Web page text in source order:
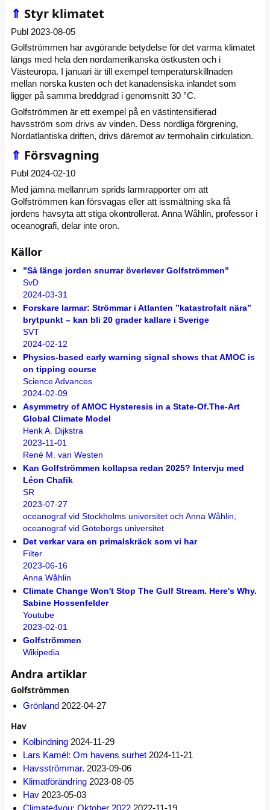
⇑ Styr klimatet
Publ 2023-08-05
Golfströmmen har avgörande betydelse för det varma klimatet
längs med hela den nordamerikanska östkusten och i
Västeuropa. I januari är till exempel temperaturskillnaden
mellan norska kusten och det kanadensiska inlandet som
ligger på samma breddgrad i genomsnitt 30 °C.
Golfströmmen är ett exempel på en västintensifierad
havsström som drivs av vinden. Dess nordliga förgrening,
Nordatlantiska driften, drivs däremot av termohalin cirkulation.
⇑ Försvagning
Publ 2024-02-10
Med jämna mellanrum sprids larmrapporter om att
Golfströmmen kan försvagas eller att issmältning ska få
jordens havsyta att stiga okontrollerat. Anna Wåhlin, professor i
oceanografi, delar inte oron.
Källor
”Så länge jorden snurrar överlever Golfströmmen”
SvD
2024-03-31
Forskare larmar: Strömmar i Atlanten ”katastrofalt nära”
brytpunkt – kan bli 20 grader kallare i Sverige
SVT
2024-02-12
Physics-based early warning signal shows that AMOC is
on tipping course
Science Advances
2024-02-09
Asymmetry of AMOC Hysteresis in a State-Of.The-Art
Global Climate Model
Henk A. Dijkstra
2023-11-01
René M. van Westen
Kan Golfströmmen kollapsa redan 2025? Intervju med
Léon Chafik
SR
2023-07-27
oceanograf vid Stockholms universitet och Anna Wåhlin,
oceanograf vid Göteborgs universitet
Det verkar vara en primalskräck som vi har
Filter
2023-06-16
Anna Wåhlin
Climate Change Won't Stop The Gulf Stream. Here's Why.
Sabine Hossenfelder
Youtube
2023-02-01
Golfströmmen
Wikipedia
Andra artiklar
Golfströmmen
Grönland 2022-04-27
Hav
Kolbindning 2024-11-29
Lars Kamél: Om havens surhet 2024-11-21
Havsströmmar. 2023-09-06
Klimatförändring 2023-08-05
Hav 2023-05-03
Climate4you: Oktober 2022 2022-11-19